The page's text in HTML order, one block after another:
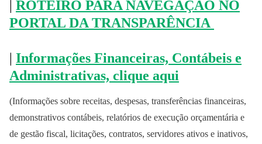
| ROTEIRO PARA NAVEGAÇÃO NO
PORTAL DA TRANSPARÊNCIA
| Informações Financeiras, Contábeis e
Administrativas, clique aqui
(Informações sobre receitas, despesas, transferências financeiras,
demonstrativos contábeis, relatórios de execução orçamentária e
de gestão fiscal, licitações, contratos, servidores ativos e inativos,